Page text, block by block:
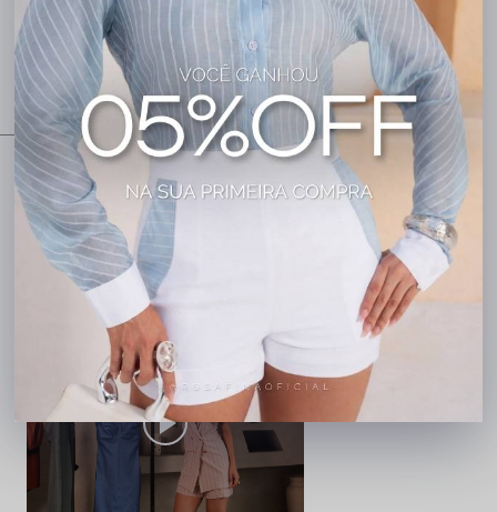
Busto: 90
Quadril: 98
FEITO NO BRASIL
FABRICAÇÃO PRÓPRIA
CONHEÇA DE ONDE VEM SEU PEDIDO
ONLINE.
clientes.
02
Dias
11
Horas
48
Minutos
40
Segundos